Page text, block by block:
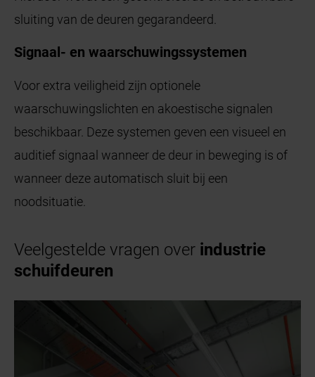
sluiting van de deuren gegarandeerd.
Signaal- en waarschuwingssystemen
Voor extra veiligheid zijn optionele
waarschuwingslichten en akoestische signalen
beschikbaar. Deze systemen geven een visueel en
auditief signaal wanneer de deur in beweging is of
wanneer deze automatisch sluit bij een
noodsituatie.
Veelgestelde vragen over industrie
schuifdeuren